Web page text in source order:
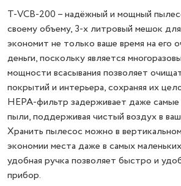
T-VCB-200 – надёжный и мощный
своему объему, 3-х литровый мешок
экономит не только ваше время на его
деньги, поскольку является
мощности всасывания позволяет
покрытий и интерьера, сохраняя их
HEPA-фильтр задерживает даже
пыли, поддерживая чистый воздух в
Хранить пылесос можно в
экономии места даже в самых
удобная ручка позволяет быстро и
прибор.